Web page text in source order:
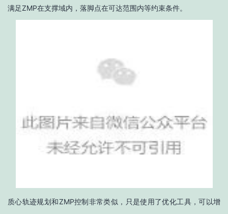
满足ZMP在支撑域内，落脚点在可达范围内等约束条件。
质心轨迹规划和ZMP控制非常类似，只是使用了优化工具，可以增